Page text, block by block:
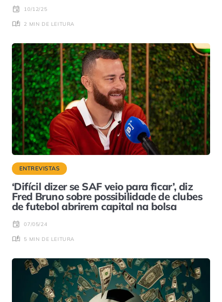
10/12/25
2 MIN DE LEITURA
ENTREVISTAS
‘Difícil dizer se SAF veio para ficar’, diz
Fred Bruno sobre possibilidade de clubes
de futebol abrirem capital na bolsa
07/05/24
5 MIN DE LEITURA